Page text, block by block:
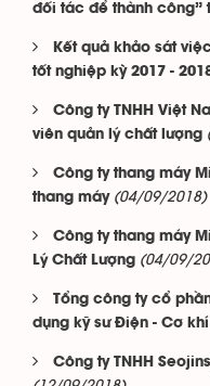
đối tác để thành công”
Kết quả khảo sát
tốt nghiệp kỳ 2017 -
Công ty TNHH Việt
viên quản lý chất lượng
Công ty thang máy
thang máy (04/09/2018)
Công ty thang máy
Lý Chất Lượng (04/09/
Tổng công ty cổ
dụng kỹ sư Điện - Cơ khí
Công ty TNHH